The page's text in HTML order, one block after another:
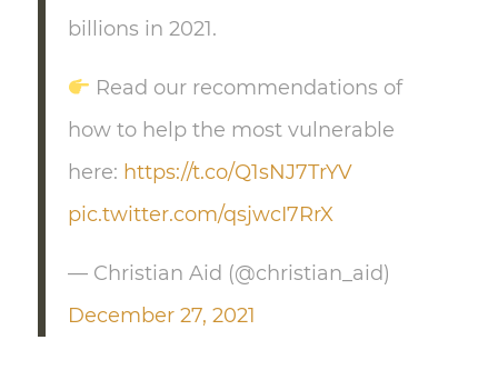
billions in 2021.
Read our recommendations of
how to help the most vulnerable
here: https://t.co/Q1sNJ7TrYV
pic.twitter.com/qsjwcI7RrX
— Christian Aid (@christian_aid)
December 27, 2021